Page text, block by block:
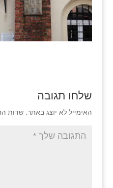
שלחו תגובה
האימייל לא יוצג באתר. שדות